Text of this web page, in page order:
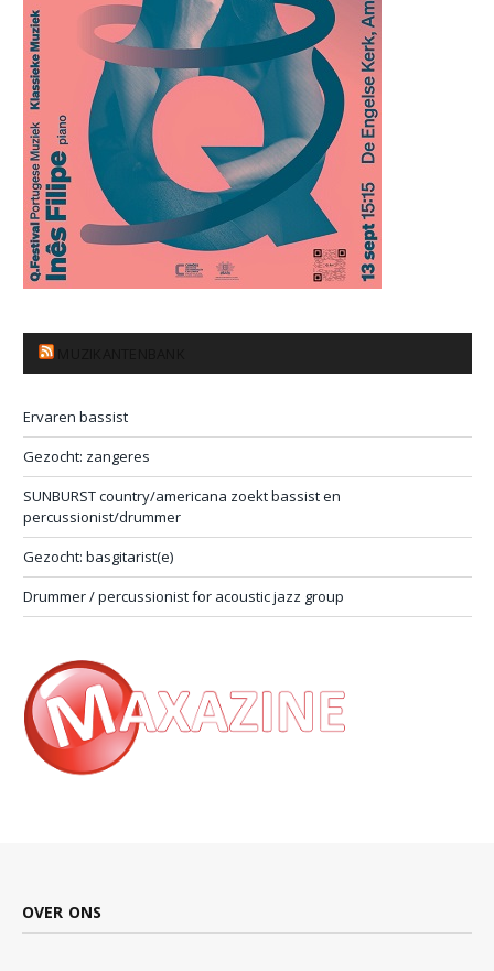
Ervaren bassist
Gezocht: zangeres
SUNBURST country/americana zoekt bassist en
percussionist/drummer
Gezocht: basgitarist(e)
Drummer / percussionist for acoustic jazz group
OVER ONS